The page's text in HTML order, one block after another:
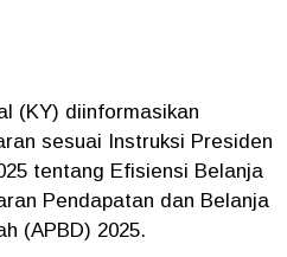
(KY) diinformasikan
sesuai Instruksi Presiden
tentang Efisiensi Belanja
Pendapatan dan Belanja
(APBD) 2025.